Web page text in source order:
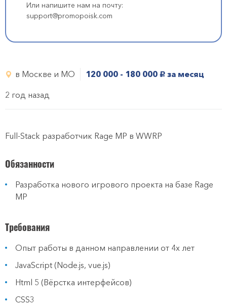
Или напишите нам на почту:
support@promopoisk.com
в Москве и МО 120 000 - 180 000 руб. за месяц
2 год назад
Full-Stack разработчик Rage MP в WWRP
Обязанности
​​​​​​Разработка нового игрового проекта на базе Rage
MP
Требования
​​​​​​Опыт работы в данном направлении от 4х лет
JavaScript (Node.js, vue.js)
Html 5 (Вёрстка интерфейсов)
CSS3